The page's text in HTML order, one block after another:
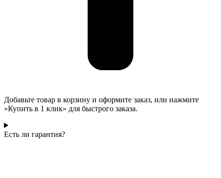
Добавьте товар в корзину и оформите заказ, или нажмите
«Купить в 1 клик» для быстрого заказа.
Есть ли гарантия?